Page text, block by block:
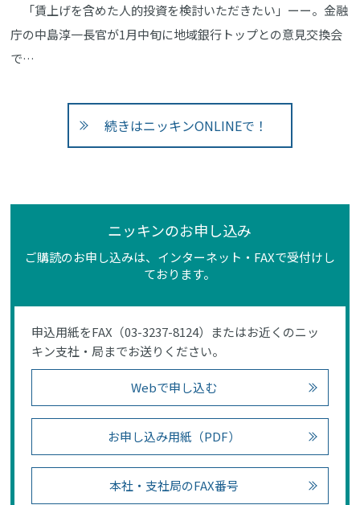
「賃上げを含めた人的投資を検討いただきたい」ーー。金融
庁の中島淳一長官が1月中旬に地域銀行トップとの意見交換会
で…
続きはニッキンONLINEで！
ニッキンのお申し込み
ご購読のお申し込みは、インターネット・FAXで受付けし
ております。
申込用紙をFAX（03-3237-8124）またはお近くのニッ
キン支社・局までお送りください。
Webで申し込む
お申し込み用紙（PDF）
本社・支社局のFAX番号